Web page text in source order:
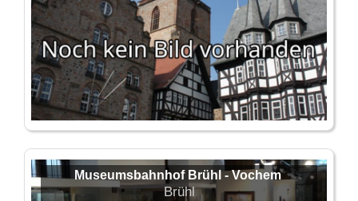
Museumsbahnhof Brühl - Vochem
Brühl